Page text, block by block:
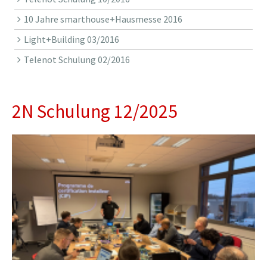
10 Jahre smarthouse+Hausmesse 2016
Light+Building 03/2016
Telenot Schulung 02/2016
2N Schulung 12/2025